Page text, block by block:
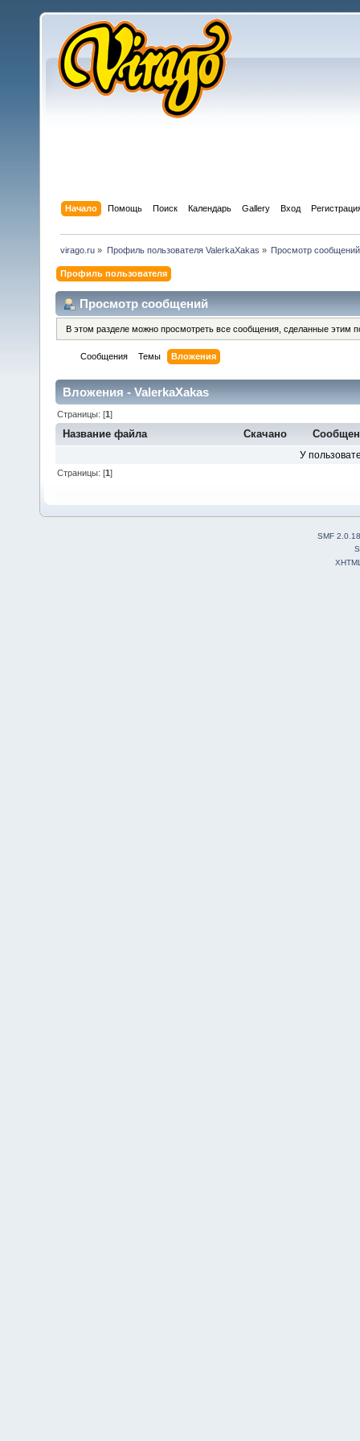
Начало Помощь Поиск Календарь Gallery Вход
virago.ru » Профиль пользователя ValerkaXakas » Просмотр сообщений
Профиль пользователя
Просмотр сообщений
В этом разделе можно просмотреть все сообщения, сделанные этим
Сообщения Темы Вложения
Вложения - ValerkaXakas
Страницы: [1]
Название файла Скачано
У
Страницы: [1]
SMF 2.0.18